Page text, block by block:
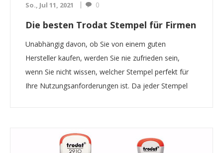
So., Jul 11, 2021 0
Die besten Trodat Stempel für Firmen
Unabhängig davon, ob Sie von einem guten
Hersteller kaufen, werden Sie nie zufrieden sein,
wenn Sie nicht wissen, welcher Stempel perfekt für
Ihre Nutzungsanforderungen ist. Da jeder Stempel